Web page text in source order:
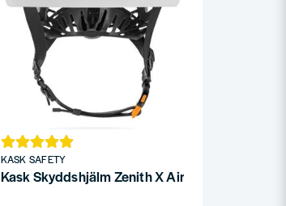
KASK SAFETY
Kask Skyddshjälm Zenith X Air Vit